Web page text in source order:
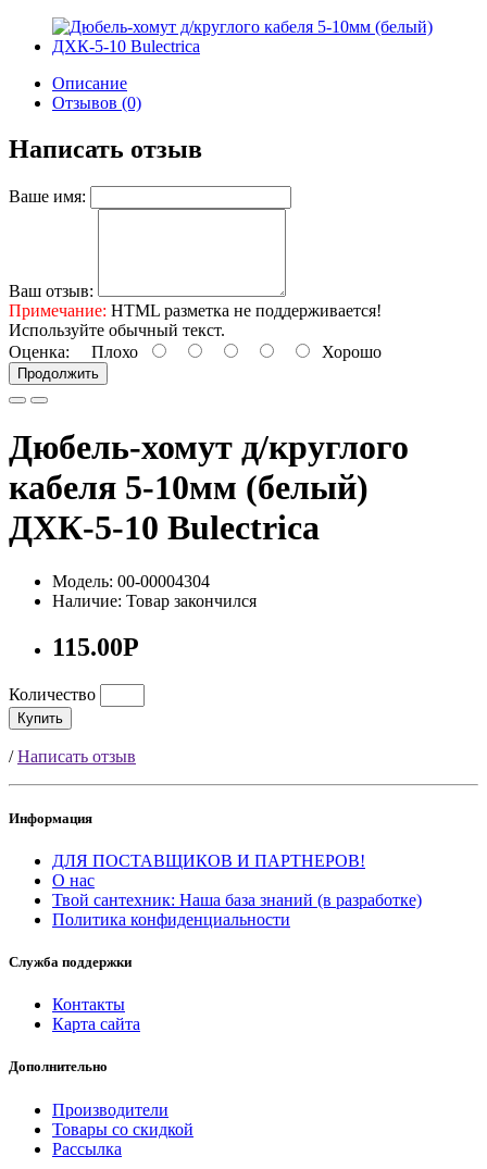
Описание
Отзывов (0)
Написать отзыв
Ваше имя:
Ваш отзыв:
Примечание: HTML разметка не поддерживается!
Используйте обычный текст.
Оценка: Плохо Хорошо
Продолжить
Дюбель-хомут д/круглого
кабеля 5-10мм (белый)
ДХК-5-10 Bulectrica
Модель: 00-00004304
Наличие: Товар закончился
115.00Р
Количество
Купить
/Написать отзыв
Информация
ДЛЯ ПОСТАВЩИКОВ И ПАРТНЕРОВ!
О нас
Твой сантехник: Наша база знаний (в разработке)
Политика конфиденциальности
Служба поддержки
Контакты
Карта сайта
Дополнительно
Производители
Товары со скидкой
Рассылка